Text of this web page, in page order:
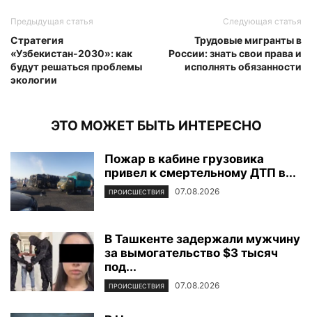
Предыдущая статья
Стратегия
«Узбекистан-2030»: как
будут решаться проблемы
экологии
Следующая статья
Трудовые мигранты в
России: знать свои права и
исполнять обязанности
ЭТО МОЖЕТ БЫТЬ ИНТЕРЕСНО
Пожар в кабине грузовика
привел к смертельному ДТП в...
ПРОИСШЕСТВИЯ 07.08.2026
В Ташкенте задержали мужчину
за вымогательство $3 тысяч
под...
ПРОИСШЕСТВИЯ 07.08.2026